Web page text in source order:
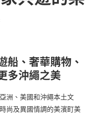
船、奢華購物、
多沖繩之美
洲、美國和沖繩本土文
尚及異國情調的美濱町美